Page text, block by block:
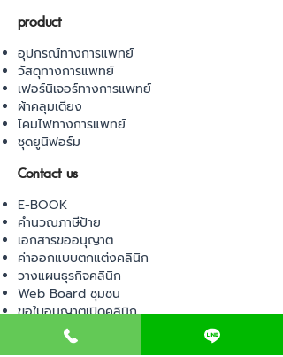
product
อุปกรณ์ทางการแพทย์
วัสดุทางการแพทย์
เฟอร์นิเจอร์ทางการแพทย์
ผ้าคลุมเตียง
โคมไฟทางการแพทย์
ชุดยูนิฟอร์ม
Contact us
E-BOOK
คำนวณภาษีป้าย
เอกสารขออนุญาต
ค่าออกแบบตกแต่งคลินิก
วางแผนธุรกิจคลินิก
Web Board ชุมชน
ขอใบอนุญาตเปิดคลินิก
ภาษีธุรกิจคลินิก
ตรวจสอบรายชื่อแพทย์